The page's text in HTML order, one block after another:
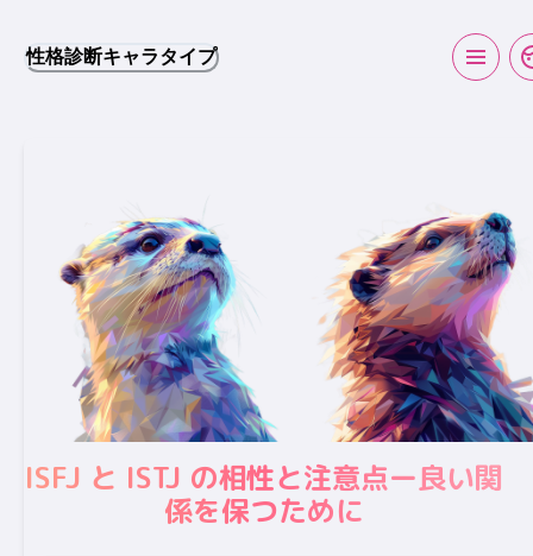
性格診断キャラタイプ
ISFJ と ISTJ の相性と注意点ー良い関
係を保つために